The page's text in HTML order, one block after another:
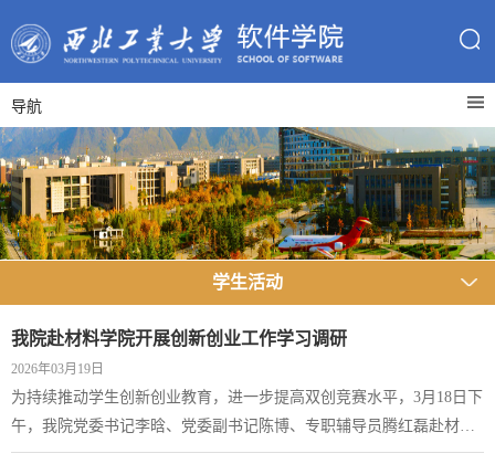
导航
学生活动
我院赴材料学院开展创新创业工作学习调研
2026年03月19日
为持续推动学生创新创业教育，进一步提高双创竞赛水平，3月18日下
午，我院党委书记李晗、党委副书记陈博、专职辅导员腾红磊赴材料
学院开展创新创业工作学习调研。材料学院党委书记李恒、党委副书